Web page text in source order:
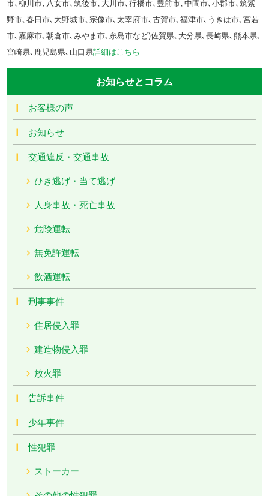
市､柳川市､八女市､筑後市､大川市､行橋市､豊前市､中間市､小郡市､筑紫
野市､春日市､大野城市､宗像市､太宰府市､古賀市､福津市､うきは市､宮若
市､嘉麻市､朝倉市､みやま市､糸島市など)佐賀県､大分県､長崎県､熊本県､
宮崎県､鹿児島県､山口県詳細はこちら
お知らせとコラム
お客様の声
お知らせ
交通違反・交通事故
ひき逃げ・当て逃げ
人身事故・死亡事故
危険運転
無免許運転
飲酒運転
刑事事件
住居侵入罪
建造物侵入罪
放火罪
告訴事件
少年事件
性犯罪
ストーカー